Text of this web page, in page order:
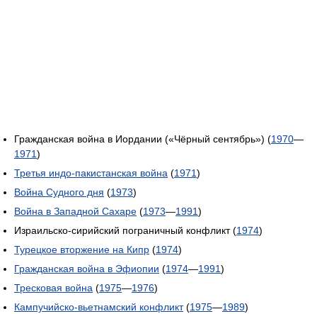
Гражданская война в Иордании («Чёрный сентябрь») (1970—
1971)
Третья индо-пакистанская война (1971)
Война Судного дня (1973)
Война в Западной Сахаре (1973—1991)
Израильско-сирийский пограничный конфликт (1974)
Турецкое вторжение на Кипр (1974)
Гражданская война в Эфиопии (1974—1991)
Тресковая война (1975—1976)
Кампучийско-вьетнамский конфликт(1975—1989)